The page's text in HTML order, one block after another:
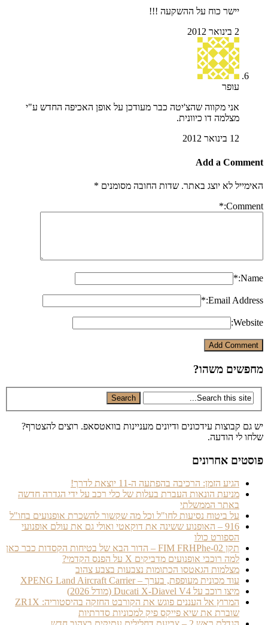
יישר כוח על ההשקעה !!!
אני מקווה שהצ'יטה כבר מעודכן על אופן האכיפה החדש ע"י
מצלמה דו כיוונית.
Add a
לא יוצג באתר. שדות החובה מסומנים*
*
*
Email
*
משהו?
קבוצות עידכונים ודיונים מעניינות בוואטסאפ. רוצים להצטרף?
לי הודעה.
אחרונים
הגיע הזמן: הרכיבה בהפתעה ה-11 יוצאת לדרך!
מניעת הונאות העברת בעלות של כלי רכב על ידי הגדרה חדשה
באתר הממשלתי
על ביטוח נסיעות לחו"ל וכל מה שקשור להשכרת אופנועים בחו"ל
916 – האופנוע ששינה את דוקאטי ואולי גם את עולם אופנועי
הספורט כולו
תקן FIM FRHPhe-02 – הדור הבא של בטיחות הקסדות כבר כאן
למה רוכבי אופנועים מדביקים X על הפנס הקדמי?
מצלמות הגאטסו הכתומות נצבעות בצבע צהוב
עוד מכונית מעופפת, בערך – XPENG Land Aircraft Carrier
מיצו רוכב על Ducati X-Diavel V4 (מודל 2026)
המרוץ אל העננים פוגש את הקורבט החזקה בהיסטוריה: ZR1X
שוברת את שיא פייקס פיק למכוניות סדרתיות